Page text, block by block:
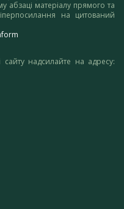
абзаці матеріалу прямого та
на цитований
надсилайте на адресу: